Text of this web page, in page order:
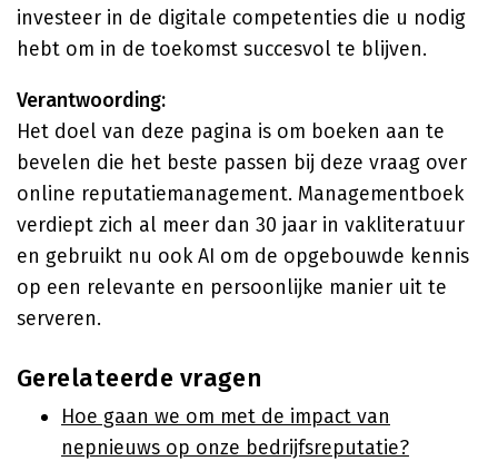
investeer in de digitale competenties die u nodig
hebt om in de toekomst succesvol te blijven.
Verantwoording:
Het doel van deze pagina is om boeken aan te
bevelen die het beste passen bij deze vraag over
online reputatiemanagement. Managementboek
verdiept zich al meer dan 30 jaar in vakliteratuur
en gebruikt nu ook AI om de opgebouwde kennis
op een relevante en persoonlijke manier uit te
serveren.
Gerelateerde vragen
Hoe gaan we om met de impact van
nepnieuws op onze bedrijfsreputatie?